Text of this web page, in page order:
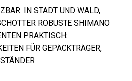
IN STADT UND WALD,
ROBUSTE SHIMANO
PRAKTISCH:
FÜR GEPÄCKTRÄGER,